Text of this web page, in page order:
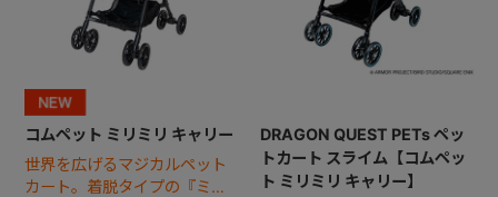
コムペット ミリミリ キャリー
世界を広げるマジカルペット
カート。着脱タイプの『ミリ
DRAGON QUEST PETs ペッ
トカート スライム【コムペッ
ト ミリミリ キャリー】